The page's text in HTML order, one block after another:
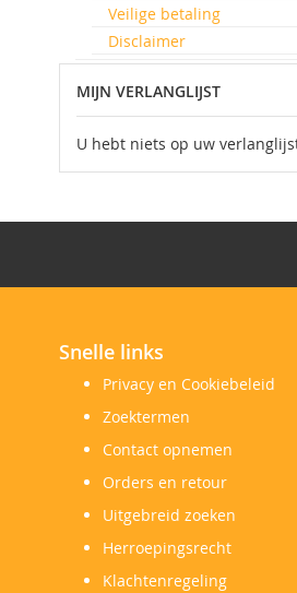
Veilige betaling
Disclaimer
MIJN VERLANGLIJST
U hebt niets op uw
Snelle links
Privacy en Cookiebeleid
Zoektermen
Contact opnemen
Orders en retour
Uitgebreid zoeken
Herroepingsrecht
Klachtenregeling